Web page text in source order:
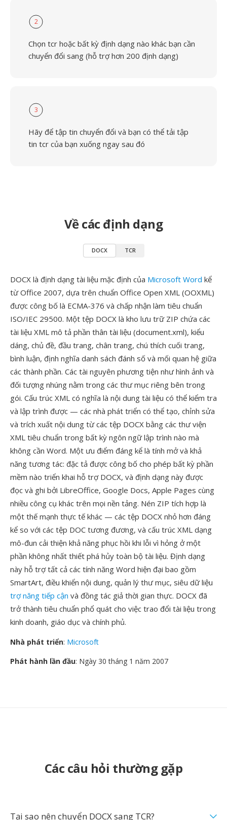
2
Chọn tcr hoặc bất kỳ định dạng nào khác bạn cần
chuyển đổi sang (hỗ trợ hơn 200 định dạng)
3
Hãy để tập tin chuyển đổi và bạn có thể tải tập
tin tcr của bạn xuống ngay sau đó
Về các định dạng
DOCX TCR
DOCX là định dạng tài liệu mặc định của Microsoft Word kể
từ Office 2007, dựa trên chuẩn Office Open XML (OOXML)
được công bố là ECMA-376 và chấp nhận làm tiêu chuẩn
ISO/IEC 29500. Một tệp DOCX là kho lưu trữ ZIP chứa các
tài liệu XML mô tả phần thân tài liệu (document.xml), kiểu
dáng, chủ đề, đầu trang, chân trang, chú thích cuối trang,
bình luận, định nghĩa danh sách đánh số và mối quan hệ giữa
các thành phần. Các tài nguyên phương tiện như hình ảnh và
đối tượng nhúng nằm trong các thư mục riêng bên trong
gói. Cấu trúc XML có nghĩa là nội dung tài liệu có thể kiểm tra
và lập trình được — các nhà phát triển có thể tạo, chỉnh sửa
và trích xuất nội dung từ các tệp DOCX bằng các thư viện
XML tiêu chuẩn trong bất kỳ ngôn ngữ lập trình nào mà
không cần Word. Một ưu điểm đáng kể là tính mở và khả
năng tương tác: đặc tả được công bố cho phép bất kỳ phần
mềm nào triển khai hỗ trợ DOCX, và định dạng này được
đọc và ghi bởi LibreOffice, Google Docs, Apple Pages cùng
nhiều công cụ khác trên mọi nền tảng. Nén ZIP tích hợp là
một thế mạnh thực tế khác — các tệp DOCX nhỏ hơn đáng
kể so với các tệp DOC tương đương, và cấu trúc XML dạng
mô-đun cải thiện khả năng phục hồi khi lỗi vì hỏng ở một
phần không nhất thiết phá hủy toàn bộ tài liệu. Định dạng
này hỗ trợ tất cả các tính năng Word hiện đại bao gồm
SmartArt, điều khiển nội dung, quản lý thư mục, siêu dữ liệu
trợ năng tiếp cận và đồng tác giả thời gian thực. DOCX đã
trở thành tiêu chuẩn phổ quát cho việc trao đổi tài liệu trong
kinh doanh, giáo dục và chính phủ.
Nhà phát triển: Microsoft
Phát hành lần đầu: Ngày 30 tháng 1 năm 2007
Các câu hỏi thường gặp
Tại sao nên chuyển DOCX sang TCR?